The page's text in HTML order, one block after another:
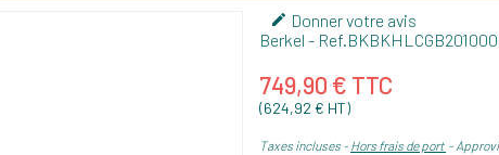
 Donner votre avis
Berkel - Ref.
749,90 € TTC
(624,92 € HT)
Taxes incluses Hors frais de port